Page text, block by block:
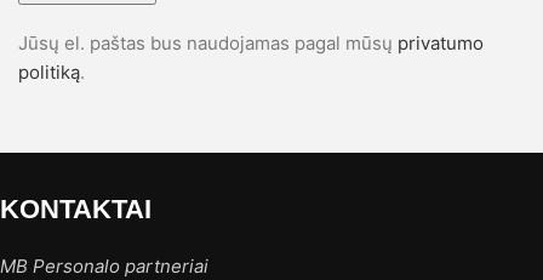
Jūsų el. paštas bus naudojamas pagal mūsų privatumo
politiką.
KONTAKTAI
MB Personalo partneriai